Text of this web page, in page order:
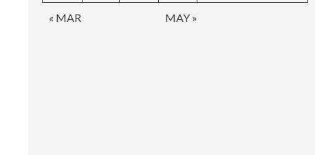
« MAR MAY »